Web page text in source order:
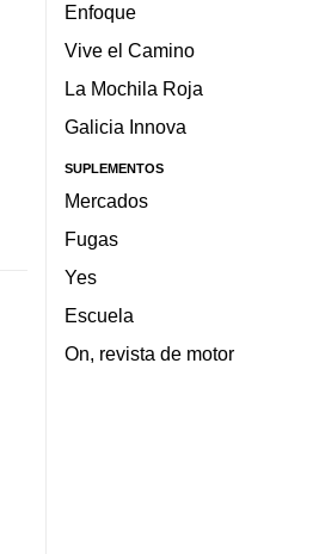
Enfoque
Vive el Camino
La Mochila Roja
Galicia Innova
SUPLEMENTOS
Mercados
Fugas
Yes
Escuela
On, revista de motor